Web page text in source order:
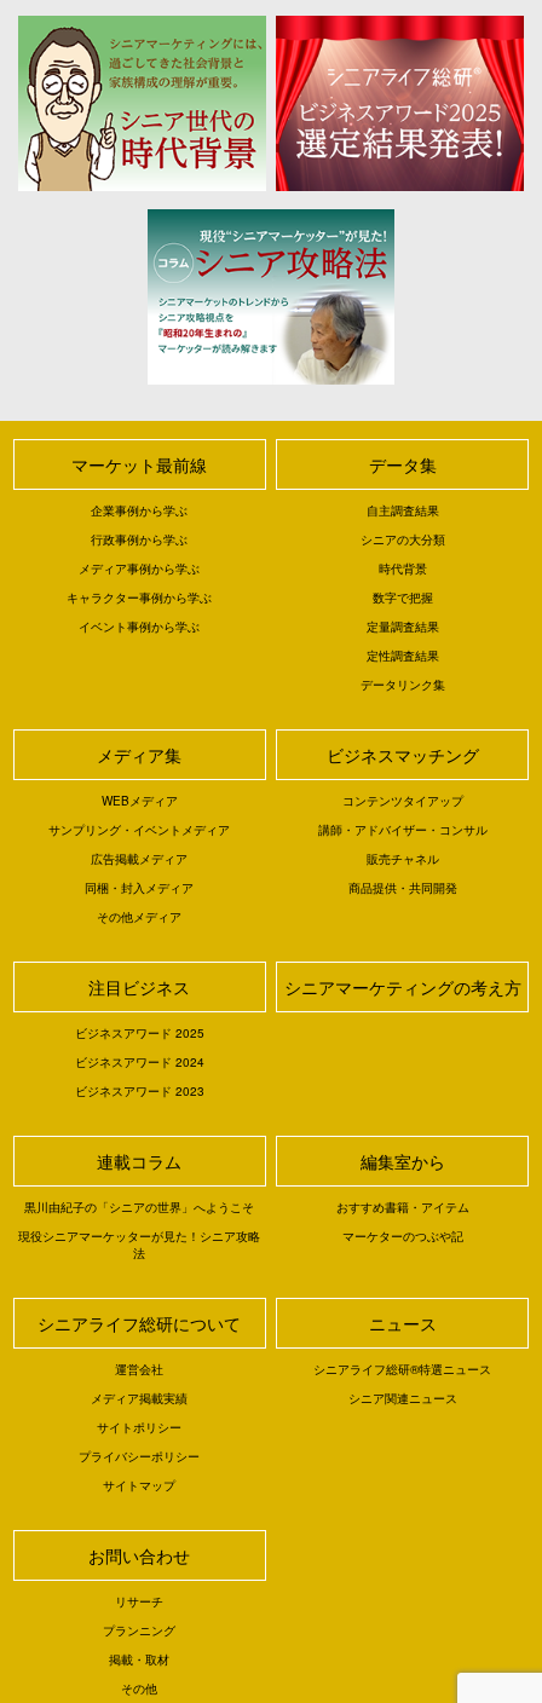
マーケット最前線
企業事例から学ぶ
行政事例から学ぶ
メディア事例から学ぶ
キャラクター事例から学ぶ
イベント事例から学ぶ
データ集
自主調査結果
シニアの大分類
時代背景
数字で把握
定量調査結果
定性調査結果
データリンク集
メディア集
WEBメディア
サンプリング・イベントメディア
広告掲載メディア
同梱・封入メディア
その他メディア
ビジネスマッチング
コンテンツタイアップ
講師・アドバイザー・コンサル
販売チャネル
商品提供・共同開発
注目ビジネス
ビジネスアワード 2025
ビジネスアワード 2024
ビジネスアワード 2023
シニアマーケティングの考え方
連載コラム
黒川由紀子の「シニアの世界」へようこそ
現役シニアマーケッターが見た！シニア攻略
法
編集室から
おすすめ書籍・アイテム
マーケターのつぶや記
シニアライフ総研について
運営会社
メディア掲載実績
サイトポリシー
プライバシーポリシー
サイトマップ
ニュース
シニアライフ総研®特選ニュース
シニア関連ニュース
お問い合わせ
リサーチ
プランニング
掲載・取材
その他